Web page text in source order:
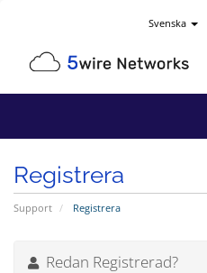
Svenska
Registrera
Support Registrera
Redan Registrerad?